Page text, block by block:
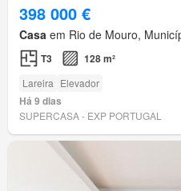
398 000 €
Casa em Rio de Mouro,
T3 128 m²
Lareira Elevador
Há 9 dias
SUPERCASA - EXP PORTUGAL